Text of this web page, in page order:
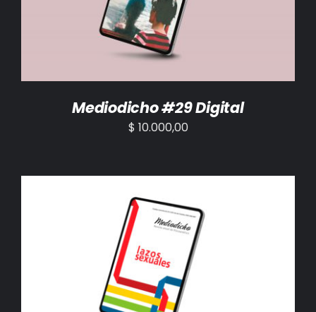
Mediodicho #29 Digital
$ 10.000,00
AÑADIR AL CARRITO /